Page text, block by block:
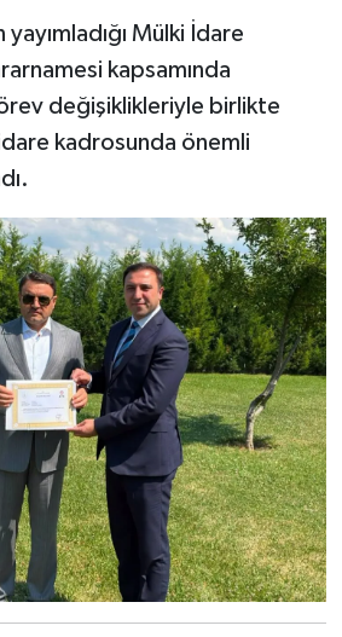
yayımladığı Mülki İdare
kapsamında
değişiklikleriyle birlikte
kadrosunda önemli